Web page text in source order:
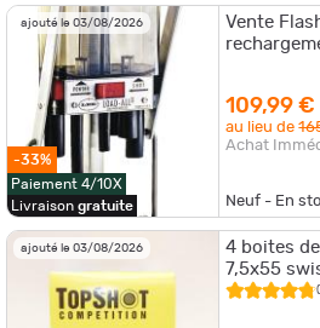
ajouté le 03/08/2026
-33%
Paiement 4/10X
Livraison gratuite
Vente
109,99 €
au lieu de
Achat
Neuf - En
ajouté le 03/08/2026
4 boites
7,5x55